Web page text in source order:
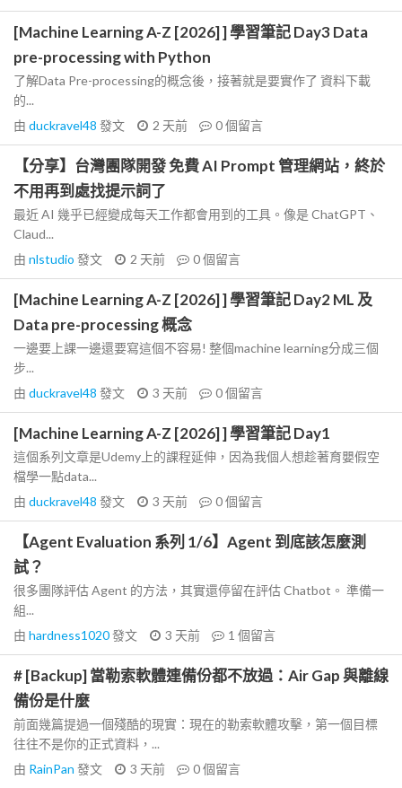
[Machine Learning A-Z [2026] ] 學習筆記 Day3 Data
pre-processing with Python
了解Data Pre-processing的概念後，接著就是要實作了 資料下載
的...
由 duckravel48 發文 2 天前 0個留言
【分享】台灣團隊開發 免費 AI Prompt 管理網站，終於
不用再到處找提示詞了
最近 AI 幾乎已經變成每天工作都會用到的工具。像是 ChatGPT、
Claud...
由 nlstudio 發文 2 天前 0個留言
[Machine Learning A-Z [2026] ] 學習筆記 Day2 ML 及
Data pre-processing 概念
一邊要上課一邊還要寫這個不容易! 整個machine learning分成三個
步...
由 duckravel48 發文 3 天前 0個留言
[Machine Learning A-Z [2026] ] 學習筆記 Day1
這個系列文章是Udemy上的課程延伸，因為我個人想趁著育嬰假空
檔學一點data...
由 duckravel48 發文 3 天前 0個留言
【Agent Evaluation 系列 1/6】Agent 到底該怎麼測
試？
很多團隊評估 Agent 的方法，其實還停留在評估 Chatbot。 準備一
組...
由 hardness1020發文 3 天前 1 個留言
# [Backup] 當勒索軟體連備份都不放過：Air Gap 與離線
備份是什麼
前面幾篇提過一個殘酷的現實：現在的勒索軟體攻擊，第一個目標
往往不是你的正式資料，...
由 RainPan 發文 3 天前 0個留言